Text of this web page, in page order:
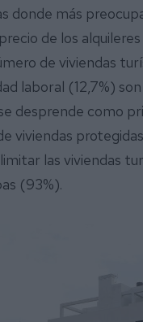
donde más
de los
de viviendas
laboral (12,7%)
desprende como
viviendas
las viviendas
(93%).